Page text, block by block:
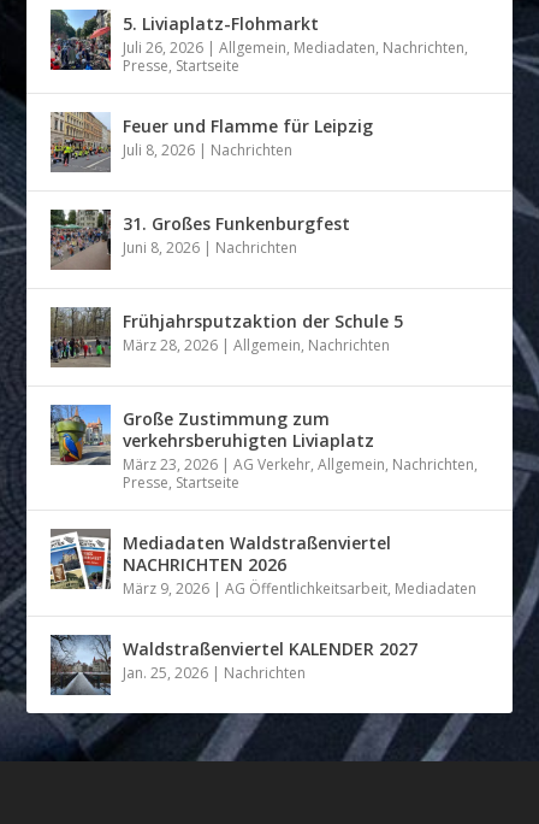
5. Liviaplatz-Flohmarkt
Juli 26, 2026 |Allgemein, Mediadaten, Nachrichten,
Presse, Startseite
Feuer und Flamme für Leipzig
Juli 8, 2026 | Nachrichten
31. Großes Funkenburgfest
Juni 8, 2026 | Nachrichten
Frühjahrsputzaktion der Schule 5
März 28, 2026 |Allgemein, Nachrichten
Große Zustimmung zum
verkehrsberuhigten Liviaplatz
März 23, 2026 |AG Verkehr,Allgemein, Nachrichten,
Presse, Startseite
Mediadaten Waldstraßenviertel
NACHRICHTEN 2026
März 9, 2026 |AG Öffentlichkeitsarbeit, Mediadaten
Waldstraßenviertel KALENDER 2027
Jan. 25, 2026 | Nachrichten